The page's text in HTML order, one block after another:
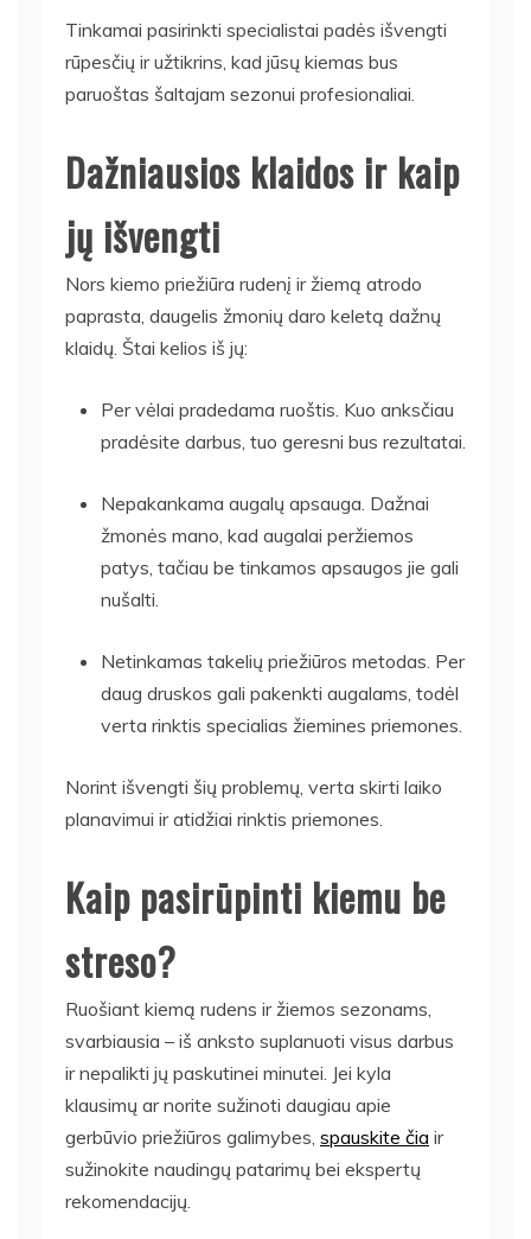
Tinkamai pasirinkti specialistai padės išvengti
rūpesčių ir užtikrins, kad jūsų kiemas bus
paruoštas šaltajam sezonui profesionaliai.
Dažniausios klaidos ir kaip
jų išvengti
Nors kiemo priežiūra rudenį ir žiemą atrodo
paprasta, daugelis žmonių daro keletą dažnų
klaidų. Štai kelios iš jų:
Per vėlai pradedama ruoštis. Kuo anksčiau
pradėsite darbus, tuo geresni bus rezultatai.
Nepakankama augalų apsauga. Dažnai
žmonės mano, kad augalai peržiemos
patys, tačiau be tinkamos apsaugos jie gali
nušalti.
Netinkamas takelių priežiūros metodas. Per
daug druskos gali pakenkti augalams, todėl
verta rinktis specialias žiemines priemones.
Norint išvengti šių problemų, verta skirti laiko
planavimui ir atidžiai rinktis priemones.
Kaip pasirūpinti kiemu be
streso?
Ruošiant kiemą rudens ir žiemos sezonams,
svarbiausia – iš anksto suplanuoti visus darbus
ir nepalikti jų paskutinei minutei. Jei kyla
klausimų ar norite sužinoti daugiau apie
gerbūvio priežiūros galimybes, spauskite čia ir
sužinokite naudingų patarimų bei ekspertų
rekomendacijų.